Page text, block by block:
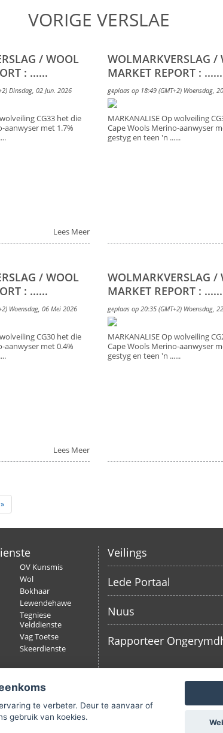
VORIGE VERSLAE
/ WOOL
: ......
Dinsdag, 02 Jun. 2026
CG33 het die
aanwyser met 1.7%
Lees Meer
WOLMARKVERSLAG /
MARKET REPORT : ......
geplaas op 18:49 (GMT+2) Woensdag,
MARKANALISE Op wolveiling
Cape Wools Merino-aanwyser
gestyg en teen 'n ......
/ WOOL
: ......
Woensdag, 06 Mei 2026
CG30 het die
aanwyser met 0.4%
Lees Meer
WOLMARKVERSLAG /
MARKET REPORT : ......
geplaas op 20:35 (GMT+2) Woensdag,
MARKANALISE Op wolveiling
Cape Wools Merino-aanwyser
gestyg en teen 'n ......
»
OV Kunsmis
Wol
Bokhaar
Lewendehawe
Tegniese
Velddienste
Vag Toetse
Skeerdienste
Veilings
Lede Portaal
Nuus
Rapporteer
te verbeter. Deur te aanvaar of
gebruik van koekies.